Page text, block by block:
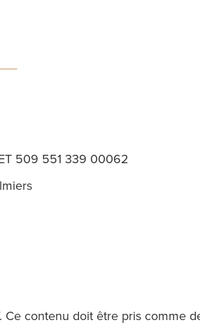
509 551 339 00062
contenu doit être pris comme